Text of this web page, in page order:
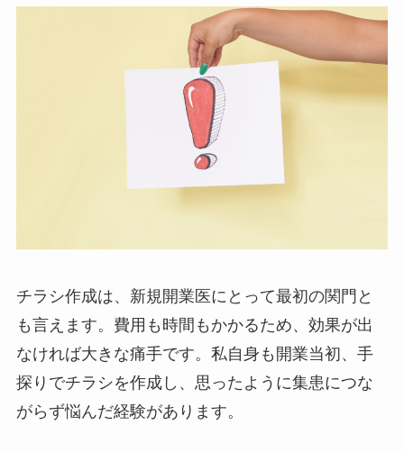
チラシ作成は、新規開業医にとって最初の関門と
も言えます。費用も時間もかかるため、効果が出
なければ大きな痛手です。私自身も開業当初、手
探りでチラシを作成し、思ったように集患につな
がらず悩んだ経験があります。